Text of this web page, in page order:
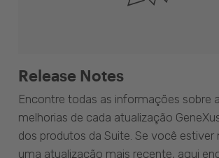
Release Notes
Encontre todas as informações sobre
melhorias de cada atualização
dos produtos da Suite. Se você estiver
uma atualização mais recente, aqui